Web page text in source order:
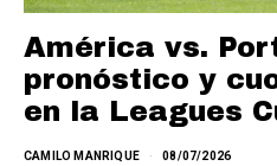
América vs.
pronóstico y
en la Leagues
CAMILO MANRIQUE 08/07/2026